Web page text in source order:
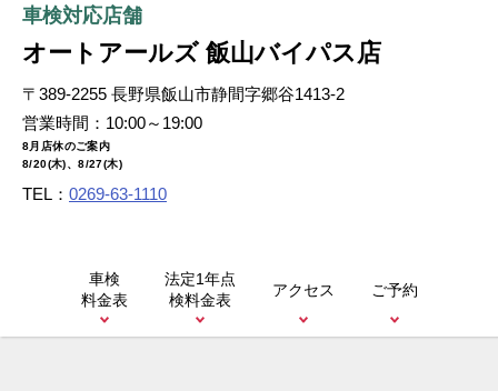
お知らせ メンバーズカード
タイヤ安心補償 物件情報募集
企業情報
R’sメンテメンバーズカード会員規約
車検対応店舗
オートアールズ 飯山バイパス店
〒389-2255 長野県飯山市静間字郷谷1413-2
営業時間：10:00～19:00
8月店休のご案内
8/20(木)、8/27(木)
TEL： 0269-63-1110
車検
料金表
法定1年点
検料金表
アクセス ご予約